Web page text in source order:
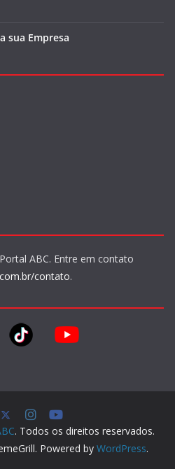
sua Empresa
ABC. Entre em contato
contato.
. Todos os direitos reservados.
Powered by WordPress.